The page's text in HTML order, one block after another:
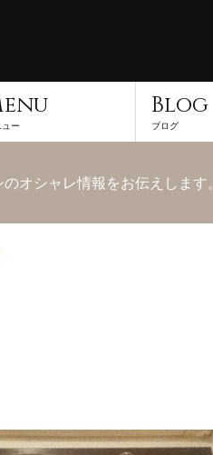
ュー
Blog
ブログ
オシャレ情報をお伝えします。